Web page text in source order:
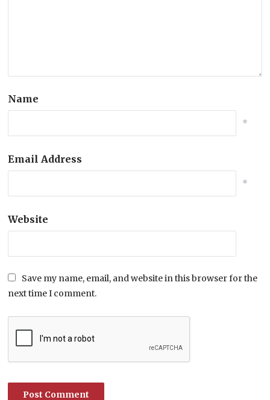
Name
*
Email Address
*
Website
Save my name, email, and website in this browser for the
next time I comment.